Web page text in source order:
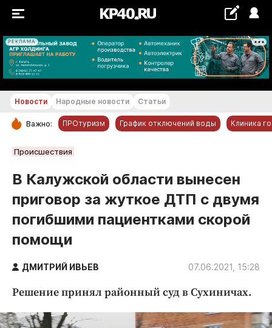
РЕКЛАМА
+22...+23 °С
РУБРИКИ
Новости компаний
Статьи
Народные новости
Авто и транспорт
Благоустройство
Культура
Недвижимость и ЖКХ
Новости Народные новости Статьи
Важно: ПРОтуризм График отключений воды Клиника
Происшествия
В Калужской области вынесен
приговор за жуткое ДТП с двумя
погибшими пациентками скорой
помощи
ДМИТРИЙ ИВЬЕВ 07.06.2021, 15:28
Решение принял районный суд в Сухиничах.